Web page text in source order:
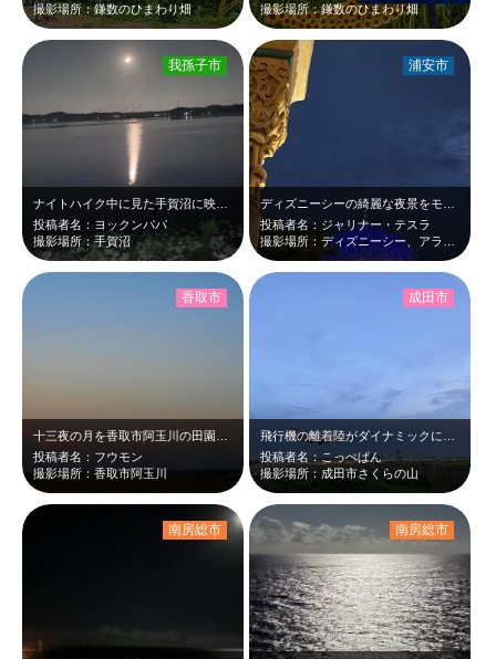
撮影場所：鎌数のひまわり畑
撮影場所：鎌数のひまわり畑
ナイトハイク中に見た手賀沼に映る月
投稿者名：ヨックンパパ
撮影場所：手賀沼
我孫子市
ディズニーシーの綺麗な夜景をモチーフに撮りました。アラジンの宮殿を見ているよう…
投稿者名：ジャリナー・テスラ
浦安市
投稿者名：フウモン
撮影場所：香取市阿玉川
香取市
投稿者名：こっぺぱん
撮影場所：成田市さくらの山
成田市
南房総市 南房総市